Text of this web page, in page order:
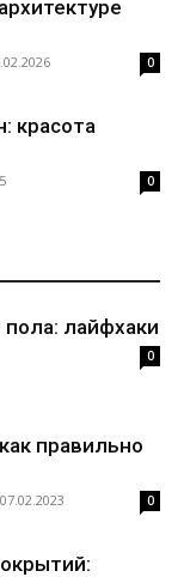
0
красота
0
лайфхаки
0
правильно
07.02.2023 0